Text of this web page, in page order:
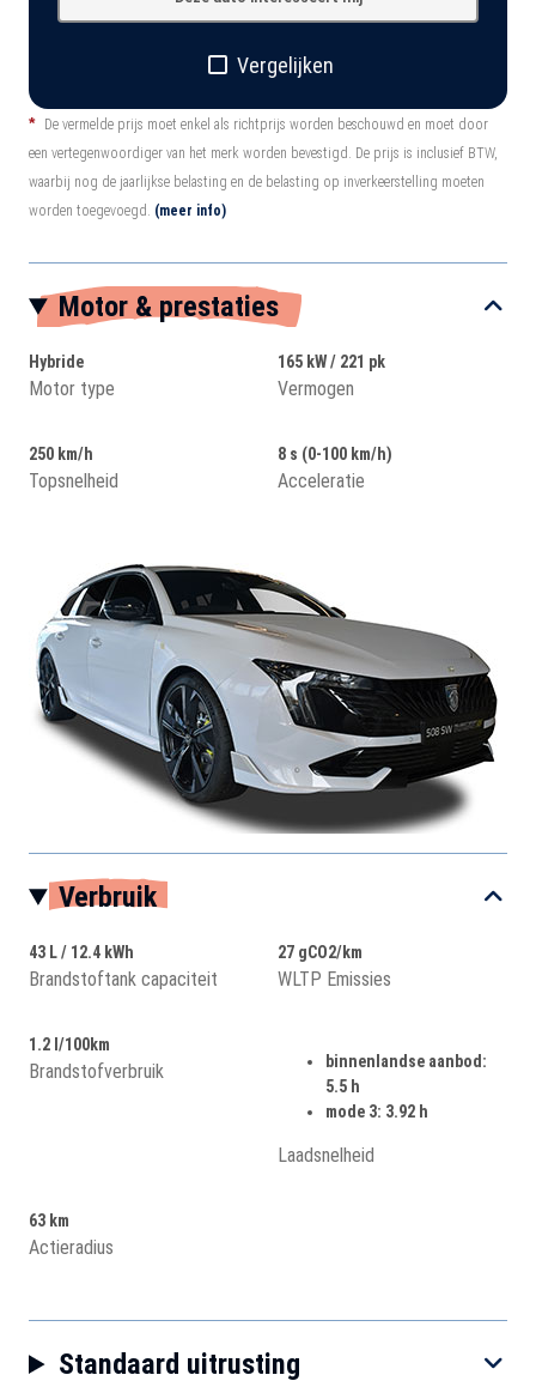
Vergelijken
*
De vermelde prijs moet enkel als richtprijs worden beschouwd en moet door
een vertegenwoordiger van het merk worden bevestigd. De prijs is inclusief BTW,
waarbij nog de jaarlijkse belasting en de belasting op inverkeerstelling moeten
worden toegevoegd. (meer info)
Motor & prestaties
Hybride
Motor type
165 kW / 221 pk
Vermogen
250 km/h
Topsnelheid
8 s (0-100 km/h)
Acceleratie
Verbruik
43 L / 12.4 kWh
Brandstoftank capaciteit
27 gCO2/km
WLTP Emissies
1.2 l/100km
Brandstofverbruik
binnenlandse aanbod:
5.5 h
mode 3: 3.92 h
Laadsnelheid
63 km
Actieradius
Standaard uitrusting